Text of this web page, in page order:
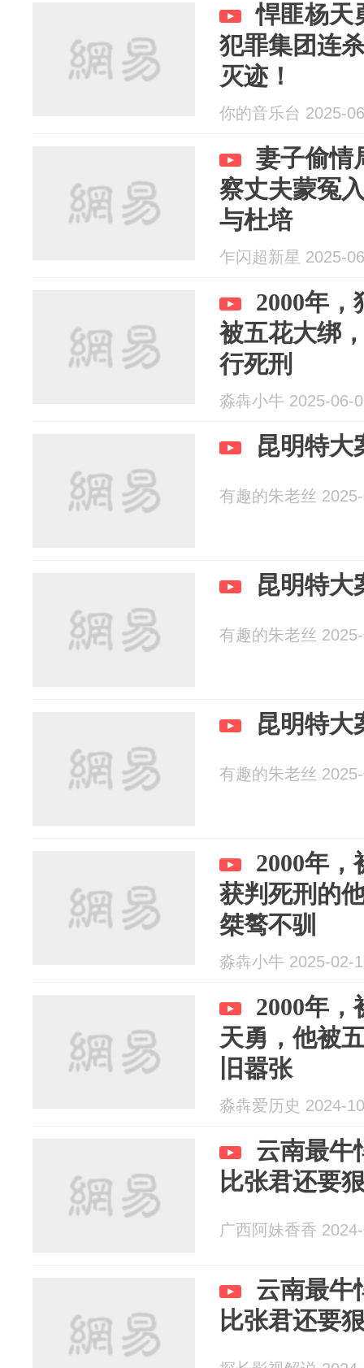
悍匪杨天
犯罪集团连
灭迹！
你的音乐台 2025-
妻子偷情
察丈夫蒙冤
与杜培
乍闪超新星 2025-
2000年
被五花大绑
行死刑
淼犇小牛 2025-06-
昆明特大
有趣的朱老丝
昆明特大
有趣的朱老丝
昆明特大
有趣的朱老丝
2000年
获判死刑的
桀骜不驯
淼犇小牛 2025-02-
2000年
天勇，他被
旧嚣张
淼犇爱历史 2024-
云南最牛
比张君还要
广西阿妹香香
云南最牛
比张君还要